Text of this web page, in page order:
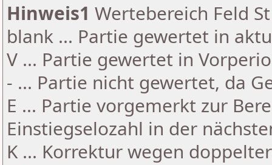
Hinweis1 Wertebereich Feld
blank ... Partie gewertet in
V ... Partie gewertet in
- ... Partie nicht gewertet, da
E ... Partie vorgemerkt zur
Einstiegselozahl in der
K ... Korrektur wegen